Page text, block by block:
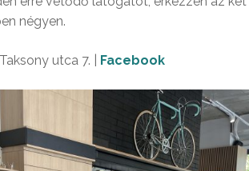
négyen.
utca 7. | Facebook